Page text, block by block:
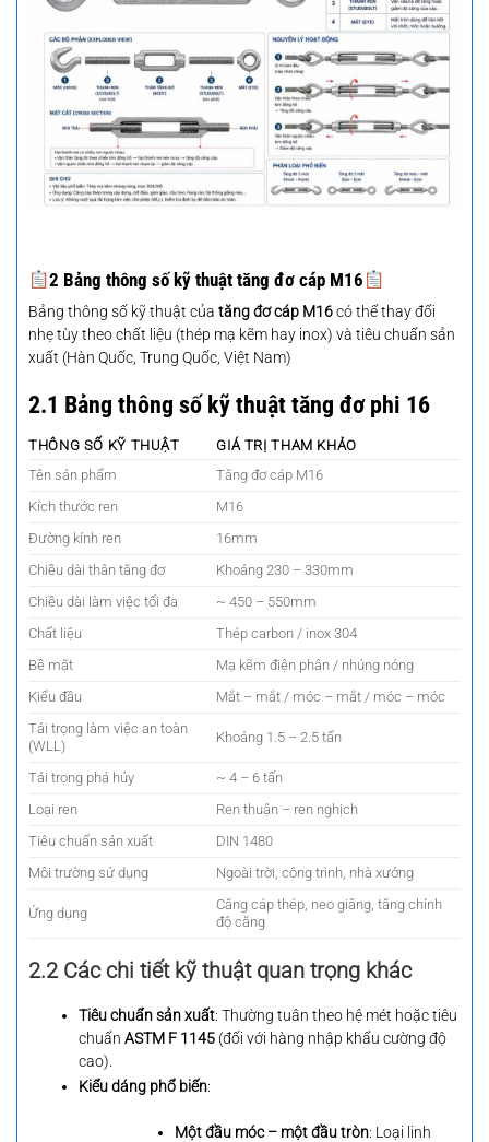
2 Bảng thông số kỹ thuật tăng đơ cáp M16
Bảng thông số kỹ thuật của tăng đơ cáp M16có thể thay đổi
nhẹ tùy theo chất liệu (thép mạ kẽm hay inox) và tiêu chuẩn sản
xuất (Hàn Quốc, Trung Quốc, Việt Nam)
2.1 Bảng thông số kỹ thuật tăng đơ phi 16
THÔNG SỐ KỸ THUẬT
GIÁ TRỊ THAM KHẢO
Tên sản phẩm
Tăng đơ cáp M16
Kích thước ren
M16
Đường kính ren
16mm
Chiều dài thân tăng đơ
Khoảng 230 – 330mm
Chiều dài làm việc tối đa
~ 450 – 550mm
Chất liệu
Thép carbon / inox 304
Bề mặt
Mạ kẽm điện phân / nhúng nóng
Kiểu đầu
Mắt – mắt / móc – mắt / móc – móc
Tải trọng làm việc an toàn
(WLL)
Khoảng 1.5 – 2.5 tấn
Tải trọng phá hủy
~ 4 – 6 tấn
Loại ren
Ren thuận – ren nghịch
Tiêu chuẩn sản xuất
DIN 1480
Môi trường sử dụng
Ngoài trời, công trình, nhà xưởng
Ứng dụng
Căng cáp thép, neo giằng, tăng chỉnh
độ căng
2.2 Các chi tiết kỹ thuật quan trọng khác
Tiêu chuẩn sản xuất: Thường tuân theo hệ mét hoặc tiêu
chuẩnASTM F 1145 (đối với hàng nhập khẩu cường độ
cao).
Kiểu dáng phổ biến:
Một đầu móc – một đầu tròn: Loại linh